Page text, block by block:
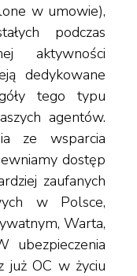
w umowie),
podczas
aktywności
dedykowane
tego typu
agentów.
ze wsparcia
dostęp
zaufanych
w Polsce,
Warta,
ubezpieczenia
już OC w życiu